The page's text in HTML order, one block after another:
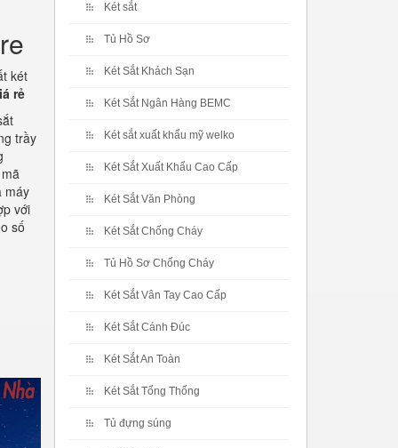
két
rẻ
trầy
máy
với
số
Két sắt
Tủ Hồ Sơ
Két Sắt Khách Sạn
Két Sắt Ngân Hàng BEMC
Két sắt xuất khẩu mỹ welko
Két Sắt Xuất Khẩu Cao Cấp
Két Sắt Văn Phòng
Két Sắt Chống Cháy
Tủ Hồ Sơ Chống Cháy
Két Sắt Vân Tay Cao Cấp
Két Sắt Cánh Đúc
Két Sắt An Toàn
Két Sắt Tổng Thống
Tủ đựng súng